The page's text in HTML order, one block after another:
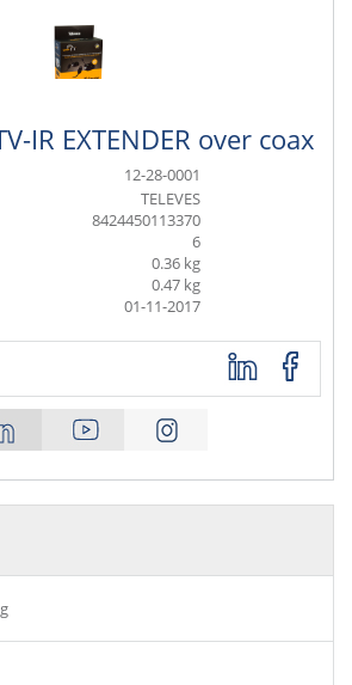
IR EXTENDER over coax
12-28-0001
TELEVES
8424450113370
6
0.36 kg
0.47 kg
01-11-2017